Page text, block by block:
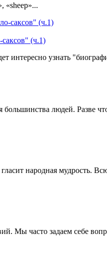
«sheep»...
(ч.1)
интересно узнать
людей. Разве
гласит народная
Мы часто задаем себе